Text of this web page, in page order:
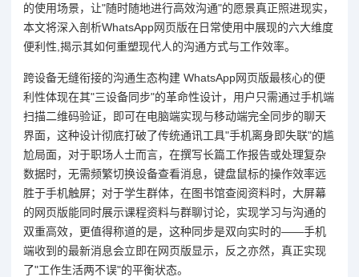
的使用场景，让"随时随地进行高效沟通"的愿景真正照进现实，
本文将深入剖析WhatsApp网页版在日常使用中展现的六大维度
便利性,揭示其如何重塑现代人的沟通方式与工作效率。
跨设备无缝衔接的沟通生态构建 WhatsApp网页版最核心的便
利性体现在其"三设备同步"的革命性设计，用户只需通过手机端
扫描二维码验证，即可在电脑端实现与移动端完全同步的聊天
界面，这种设计彻底打破了传统通讯工具"手机离身即失联"的尴
尬局面，对于职场人士而言，在撰写长篇工作报告或处理复杂
数据时，无需频繁切换设备查看消息，键盘鼠标的操作效率远
胜于手机触屏；对于学生群体，在图书馆查阅资料时，大屏幕
的网页版能同时展示课程资料与群聊讨论，实现学习与沟通的
双重高效，更值得称道的是，这种同步是双向实时的——手机
端收到的最新消息会立即在网页版显示，反之亦然，真正实现
了"工作生活两不误"的平衡状态。